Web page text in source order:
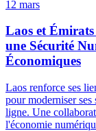
12 mars
Laos et
une Sécurité
Économiques
Laos renforce ses
pour moderniser ses
ligne. Une
l'économie